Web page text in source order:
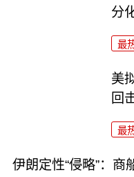
分
最
美
回
最
伊朗定性“侵略”：